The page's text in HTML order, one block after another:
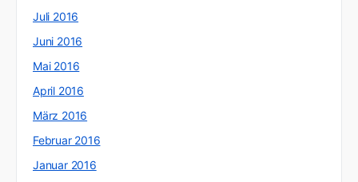
Juli 2016
Juni 2016
Mai 2016
April 2016
März 2016
Februar 2016
Januar 2016